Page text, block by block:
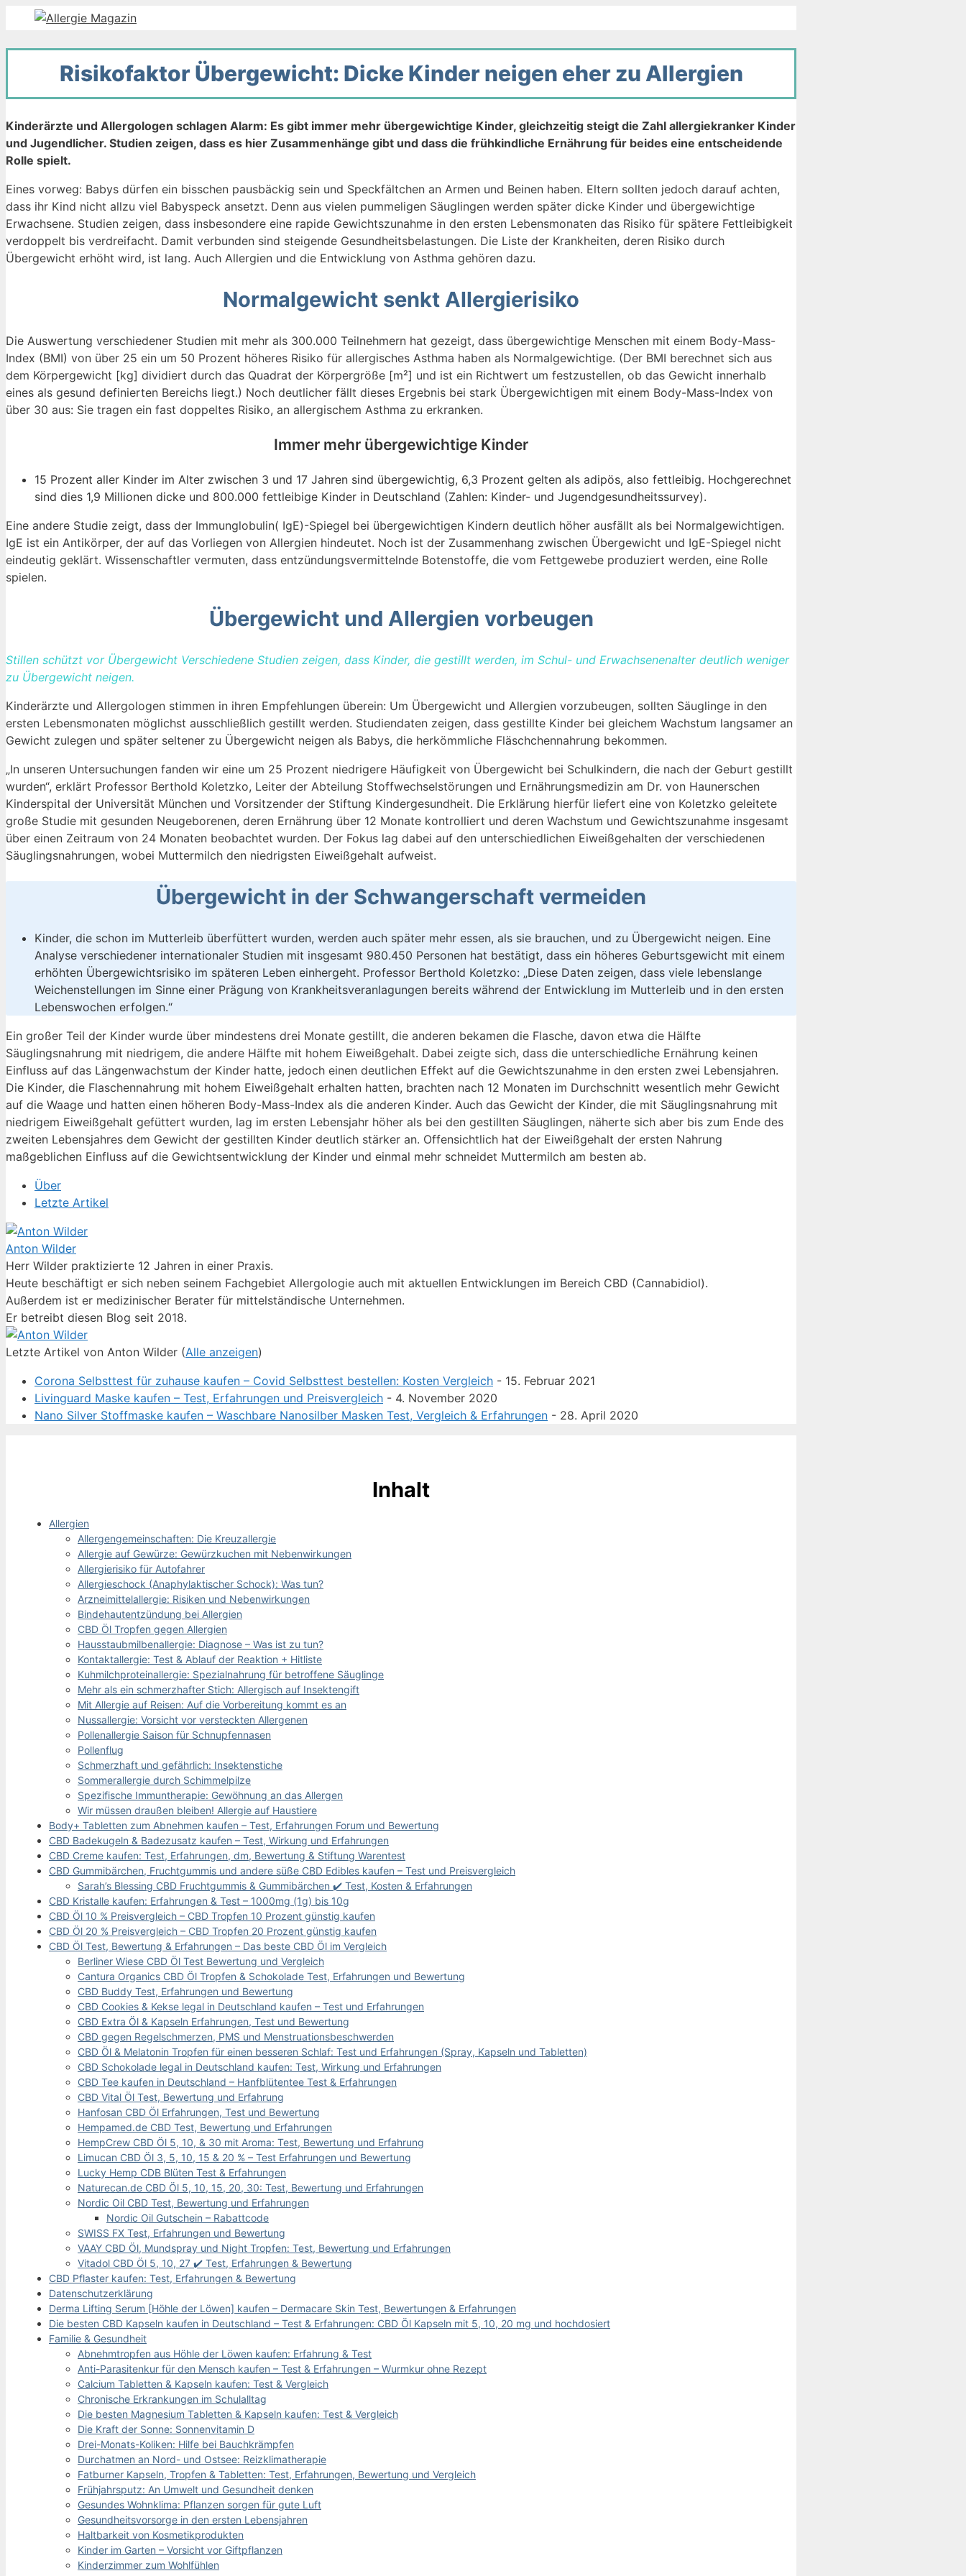
springen
Risikofaktor Übergewicht: Dicke Kinder neigen eher zu Allergien
Kinderärzte und Allergologen schlagen Alarm: Es gibt immer mehr übergewichtige Kinder, gleichzeitig steigt die Zahl allergiekranker Kinder
und Jugendlicher. Studien zeigen, dass es hier Zusammenhänge gibt und dass die frühkindliche Ernährung für beides eine entscheidende
Rolle spielt.
Eines vorweg: Babys dürfen ein bisschen pausbäckig sein und Speckfältchen an Armen und Beinen haben. Eltern sollten jedoch darauf achten,
dass ihr Kind nicht allzu viel Babyspeck ansetzt. Denn aus vielen pummeligen Säuglingen werden später dicke Kinder und übergewichtige
Erwachsene. Studien zeigen, dass insbesondere eine rapide Gewichtszunahme in den ersten Lebensmonaten das Risiko für spätere Fettleibigkeit
verdoppelt bis verdreifacht. Damit verbunden sind steigende Gesundheitsbelastungen. Die Liste der Krankheiten, deren Risiko durch
Übergewicht erhöht wird, ist lang. Auch Allergien und die Entwicklung von Asthma gehören dazu.
Normalgewicht senkt Allergierisiko
Die Auswertung verschiedener Studien mit mehr als 300.000 Teilnehmern hat gezeigt, dass übergewichtige Menschen mit einem Body-Mass-
Index (BMI) von über 25 ein um 50 Prozent höheres Risiko für allergisches Asthma haben als Normalgewichtige. (Der BMI berechnet sich aus
dem Körpergewicht [kg] dividiert durch das Quadrat der Körpergröße [m²] und ist ein Richtwert um festzustellen, ob das Gewicht innerhalb
eines als gesund definierten Bereichs liegt.) Noch deutlicher fällt dieses Ergebnis bei stark Übergewichtigen mit einem Body-Mass-Index von
über 30 aus: Sie tragen ein fast doppeltes Risiko, an allergischem Asthma zu erkranken.
Immer mehr übergewichtige Kinder
15 Prozent aller Kinder im Alter zwischen 3 und 17 Jahren sind übergewichtig, 6,3 Prozent gelten als adipös, also fettleibig. Hochgerechnet
sind dies 1,9 Millionen dicke und 800.000 fettleibige Kinder in Deutschland (Zahlen: Kinder- und Jugendgesundheitssurvey).
Eine andere Studie zeigt, dass der Immunglobulin( IgE)-Spiegel bei übergewichtigen Kindern deutlich höher ausfällt als bei Normalgewichtigen.
IgE ist ein Antikörper, der auf das Vorliegen von Allergien hindeutet. Noch ist der Zusammenhang zwischen Übergewicht und IgE-Spiegel nicht
eindeutig geklärt. Wissenschaftler vermuten, dass entzündungsvermittelnde Botenstoffe, die vom Fettgewebe produziert werden, eine Rolle
spielen.
Übergewicht und Allergien vorbeugen
Stillen schützt vor Übergewicht Verschiedene Studien zeigen, dass Kinder, die gestillt werden, im Schul- und Erwachsenenalter deutlich weniger
zu Übergewicht neigen.
Kinderärzte und Allergologen stimmen in ihren Empfehlungen überein: Um Übergewicht und Allergien vorzubeugen, sollten Säuglinge in den
ersten Lebensmonaten möglichst ausschließlich gestillt werden. Studiendaten zeigen, dass gestillte Kinder bei gleichem Wachstum langsamer an
Gewicht zulegen und später seltener zu Übergewicht neigen als Babys, die herkömmliche Fläschchennahrung bekommen.
„In unseren Untersuchungen fanden wir eine um 25 Prozent niedrigere Häufigkeit von Übergewicht bei Schulkindern, die nach der Geburt gestillt
wurden“, erklärt Professor Berthold Koletzko, Leiter der Abteilung Stoffwechselstörungen und Ernährungsmedizin am Dr. von Haunerschen
Kinderspital der Universität München und Vorsitzender der Stiftung Kindergesundheit. Die Erklärung hierfür liefert eine von Koletzko geleitete
große Studie mit gesunden Neugeborenen, deren Ernährung über 12 Monate kontrolliert und deren Wachstum und Gewichtszunahme insgesamt
über einen Zeitraum von 24 Monaten beobachtet wurden. Der Fokus lag dabei auf den unterschiedlichen Eiweißgehalten der verschiedenen
Säuglingsnahrungen, wobei Muttermilch den niedrigsten Eiweißgehalt aufweist.
Übergewicht in der Schwangerschaft vermeiden
Kinder, die schon im Mutterleib überfüttert wurden, werden auch später mehr essen, als sie brauchen, und zu Übergewicht neigen. Eine
Analyse verschiedener internationaler Studien mit insgesamt 980.450 Personen hat bestätigt, dass ein höheres Geburtsgewicht mit einem
erhöhten Übergewichtsrisiko im späteren Leben einhergeht. Professor Berthold Koletzko: „Diese Daten zeigen, dass viele lebenslange
Weichenstellungen im Sinne einer Prägung von Krankheitsveranlagungen bereits während der Entwicklung im Mutterleib und in den ersten
Lebenswochen erfolgen.“
Ein großer Teil der Kinder wurde über mindestens drei Monate gestillt, die anderen bekamen die Flasche, davon etwa die Hälfte
Säuglingsnahrung mit niedrigem, die andere Hälfte mit hohem Eiweißgehalt. Dabei zeigte sich, dass die unterschiedliche Ernährung keinen
Einfluss auf das Längenwachstum der Kinder hatte, jedoch einen deutlichen Effekt auf die Gewichtszunahme in den ersten zwei Lebensjahren.
Die Kinder, die Flaschennahrung mit hohem Eiweißgehalt erhalten hatten, brachten nach 12 Monaten im Durchschnitt wesentlich mehr Gewicht
auf die Waage und hatten einen höheren Body-Mass-Index als die anderen Kinder. Auch das Gewicht der Kinder, die mit Säuglingsnahrung mit
niedrigem Eiweißgehalt gefüttert wurden, lag im ersten Lebensjahr höher als bei den gestillten Säuglingen, näherte sich aber bis zum Ende des
zweiten Lebensjahres dem Gewicht der gestillten Kinder deutlich stärker an. Offensichtlich hat der Eiweißgehalt der ersten Nahrung
maßgeblichen Einfluss auf die Gewichtsentwicklung der Kinder und einmal mehr schneidet Muttermilch am besten ab.
Über
Letzte Artikel
Anton Wilder
Herr Wilder praktizierte 12 Jahren in einer Praxis.
Heute beschäftigt er sich neben seinem Fachgebiet Allergologie auch mit aktuellen Entwicklungen im Bereich CBD (Cannabidiol).
Außerdem ist er medizinischer Berater für mittelständische Unternehmen.
Er betreibt diesen Blog seit 2018.
Letzte Artikel von Anton Wilder (Alle anzeigen)
Corona Selbsttest für zuhause kaufen – Covid Selbsttest bestellen: Kosten Vergleich - 15. Februar 2021
Livinguard Maske kaufen – Test, Erfahrungen und Preisvergleich - 4. November 2020
Nano Silver Stoffmaske kaufen – Waschbare Nanosilber Masken Test, Vergleich & Erfahrungen - 28. April 2020
Inhalt
Allergien
Allergengemeinschaften: Die Kreuzallergie
Allergie auf Gewürze: Gewürzkuchen mit Nebenwirkungen
Allergierisiko für Autofahrer
Allergieschock (Anaphylaktischer Schock): Was tun?
Arzneimittelallergie: Risiken und Nebenwirkungen
Bindehautentzündung bei Allergien
CBD Öl Tropfen gegen Allergien
Hausstaubmilbenallergie: Diagnose – Was ist zu tun?
Kontaktallergie: Test & Ablauf der Reaktion + Hitliste
Kuhmilchproteinallergie: Spezialnahrung für betroffene Säuglinge
Mehr als ein schmerzhafter Stich: Allergisch auf Insektengift
Mit Allergie auf Reisen: Auf die Vorbereitung kommt es an
Nussallergie: Vorsicht vor versteckten Allergenen
Pollenallergie Saison für Schnupfennasen
Pollenflug
Schmerzhaft und gefährlich: Insektenstiche
Sommerallergie durch Schimmelpilze
Spezifische Immuntherapie: Gewöhnung an das Allergen
Wir müssen draußen bleiben! Allergie auf Haustiere
Body+ Tabletten zum Abnehmen kaufen – Test, Erfahrungen Forum und Bewertung
CBD Badekugeln & Badezusatz kaufen – Test, Wirkung und Erfahrungen
CBD Creme kaufen: Test, Erfahrungen, dm, Bewertung & Stiftung Warentest
CBD Gummibärchen, Fruchtgummis und andere süße CBD Edibles kaufen – Test und Preisvergleich
Sarah’s Blessing CBD Fruchtgummis & Gummibärchen ✔️ Test, Kosten & Erfahrungen
CBD Kristalle kaufen: Erfahrungen & Test – 1000mg (1g) bis 10g
CBD Öl 10 % Preisvergleich – CBD Tropfen 10 Prozent günstig kaufen
CBD Öl 20 % Preisvergleich – CBD Tropfen 20 Prozent günstig kaufen
CBD Öl Test, Bewertung & Erfahrungen – Das beste CBD Öl im Vergleich
Berliner Wiese CBD Öl Test Bewertung und Vergleich
Cantura Organics CBD Öl Tropfen & Schokolade Test, Erfahrungen und Bewertung
CBD Buddy Test, Erfahrungen und Bewertung
CBD Cookies & Kekse legal in Deutschland kaufen – Test und Erfahrungen
CBD Extra Öl & Kapseln Erfahrungen, Test und Bewertung
CBD gegen Regelschmerzen, PMS und Menstruationsbeschwerden
CBD Öl & Melatonin Tropfen für einen besseren Schlaf: Test und Erfahrungen (Spray, Kapseln und Tabletten)
CBD Schokolade legal in Deutschland kaufen: Test, Wirkung und Erfahrungen
CBD Tee kaufen in Deutschland – Hanfblütentee Test & Erfahrungen
CBD Vital Öl Test, Bewertung und Erfahrung
Hanfosan CBD Öl Erfahrungen, Test und Bewertung
Hempamed.de CBD Test, Bewertung und Erfahrungen
HempCrew CBD Öl 5, 10, & 30 mit Aroma: Test, Bewertung und Erfahrung
Limucan CBD Öl 3, 5, 10, 15 & 20 % – Test Erfahrungen und Bewertung
Lucky Hemp CDB Blüten Test & Erfahrungen
Naturecan.de CBD Öl 5, 10, 15, 20, 30: Test, Bewertung und Erfahrungen
Nordic Oil CBD Test, Bewertung und Erfahrungen
Nordic Oil Gutschein – Rabattcode
SWISS FX Test, Erfahrungen und Bewertung
VAAY CBD Öl, Mundspray und Night Tropfen: Test, Bewertung und Erfahrungen
Vitadol CBD Öl 5, 10, 27 ✔️ Test, Erfahrungen & Bewertung
CBD Pflaster kaufen: Test, Erfahrungen & Bewertung
Datenschutzerklärung
Derma Lifting Serum [Höhle der Löwen] kaufen – Dermacare Skin Test, Bewertungen & Erfahrungen
Die besten CBD Kapseln kaufen in Deutschland – Test & Erfahrungen: CBD Öl Kapseln mit 5, 10, 20 mg und hochdosiert
Familie & Gesundheit
Abnehmtropfen aus Höhle der Löwen kaufen: Erfahrung & Test
Anti-Parasitenkur für den Mensch kaufen – Test & Erfahrungen – Wurmkur ohne Rezept
Calcium Tabletten & Kapseln kaufen: Test & Vergleich
Chronische Erkrankungen im Schulalltag
Die besten Magnesium Tabletten & Kapseln kaufen: Test & Vergleich
Die Kraft der Sonne: Sonnenvitamin D
Drei-Monats-Koliken: Hilfe bei Bauchkrämpfen
Durchatmen an Nord- und Ostsee: Reizklimatherapie
Fatburner Kapseln, Tropfen & Tabletten: Test, Erfahrungen, Bewertung und Vergleich
Frühjahrsputz: An Umwelt und Gesundheit denken
Gesundes Wohnklima: Pflanzen sorgen für gute Luft
Gesundheitsvorsorge in den ersten Lebensjahren
Haltbarkeit von Kosmetikprodukten
Kinder im Garten – Vorsicht vor Giftpflanzen
Kinderzimmer zum Wohlfühlen